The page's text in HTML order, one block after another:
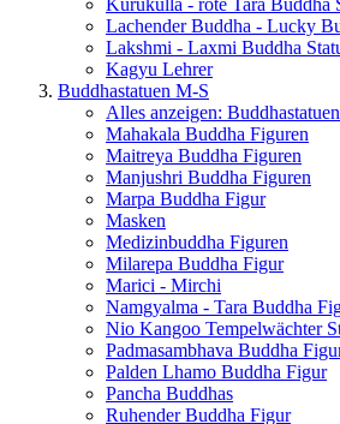
Kurukulla - rote Tara Buddha
Lachender Buddha - Lucky
Lakshmi - Laxmi Buddha
Kagyu Lehrer
Buddhastatuen M-S
Alles anzeigen:
Mahakala Buddha Figuren
Maitreya Buddha Figuren
Manjushri Buddha Figuren
Marpa Buddha Figur
Masken
Medizinbuddha Figuren
Milarepa Buddha Figur
Marici - Mirchi
Namgyalma - Tara Buddha
Nio Kangoo Tempelwächter
Padmasambhava Buddha
Palden Lhamo Buddha Figur
Pancha Buddhas
Ruhender Buddha Figur